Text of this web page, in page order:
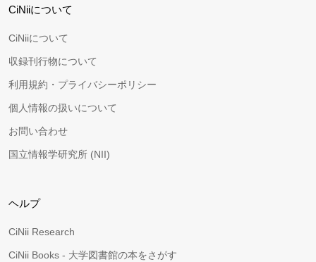
CiNiiについて
CiNiiについて
収録刊行物について
利用規約・プライバシーポリシー
個人情報の扱いについて
お問い合わせ
国立情報学研究所 (NII)
ヘルプ
CiNii Research
CiNii Books - 大学図書館の本をさがす